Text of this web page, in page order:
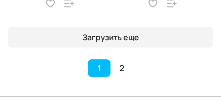
Загрузить еще
1 2